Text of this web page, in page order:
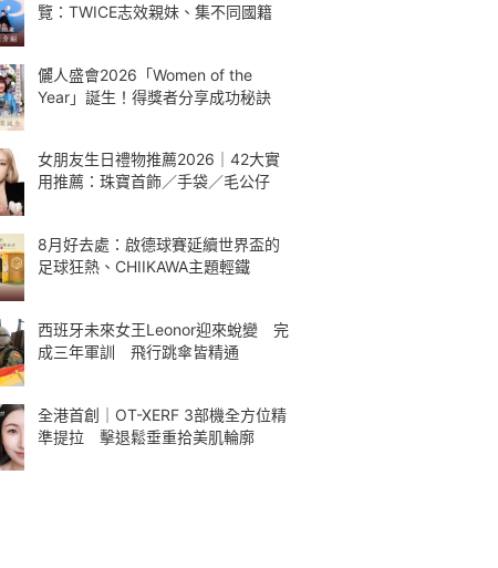
覽：TWICE志效親妹、集不同國籍
儷人盛會2026「Women of the
Year」誕生！得獎者分享成功秘訣
女朋友生日禮物推薦2026｜42大實
用推薦：珠寶首飾／手袋／毛公仔
8月好去處：啟德球賽延續世界盃的
足球狂熱、CHIIKAWA主題輕鐵
西班牙未來女王Leonor迎來蛻變 完
成三年軍訓 飛行跳傘皆精通
全港首創｜OT-XERF 3部機全方位精
準提拉 擊退鬆垂重拾美肌輪廓